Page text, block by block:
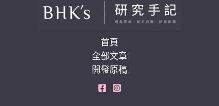
首頁
全部文章
開發原稿